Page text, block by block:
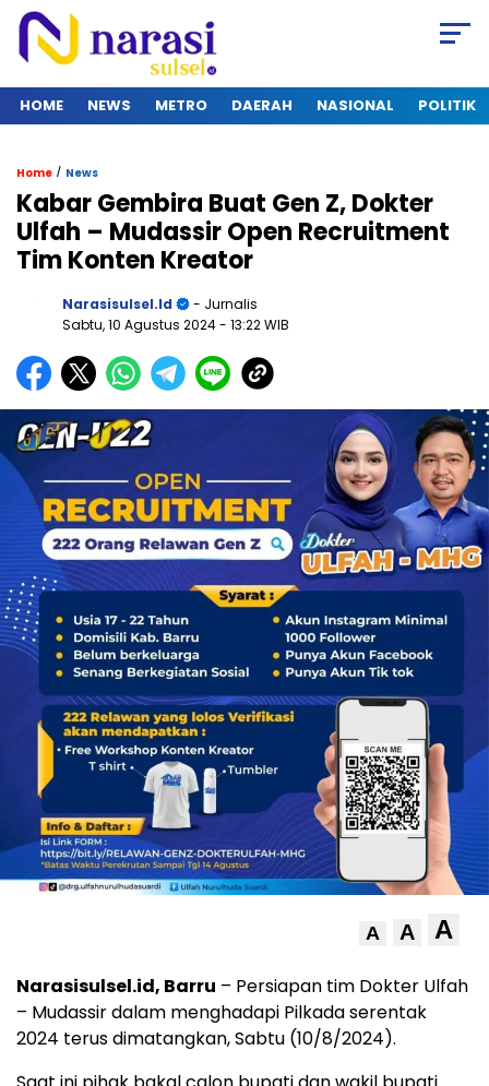
HOME NEWS METRO DAERAH NASIONAL POLITIK
Home / News
Kabar Gembira Buat Gen Z, Dokter
Ulfah – Mudassir Open Recruitment
Tim Konten Kreator
Narasisulsel.id
- Jurnalis
Sabtu, 10 Agustus 2024- 13:22 WIB
A A A
Narasisulsel.id, Barru – Persiapan tim Dokter Ulfah
– Mudassir dalam menghadapi Pilkada serentak
2024 terus dimatangkan, Sabtu (10/8/2024).